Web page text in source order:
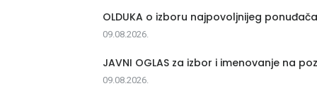
OLDUKA o izboru najpovoljnijeg
09.08.2026.
JAVNI OGLAS za izbor i imenovanje na
09.08.2026.